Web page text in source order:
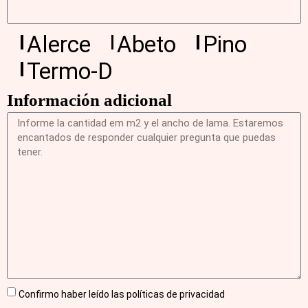
Alerce Abeto
Pino
Termo-D
Información adicional
Confirmo haber leído las políticas de privacidad